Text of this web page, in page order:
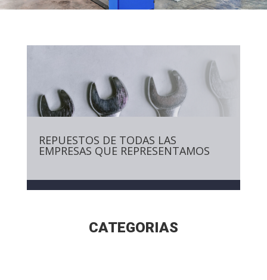
REPUESTOS DE TODAS LAS
EMPRESAS QUE REPRESENTAMOS
CATEGORIAS